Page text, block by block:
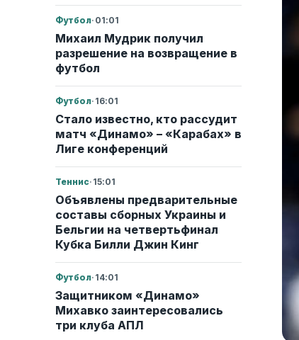
Футбол· 01:01
Михаил Мудрик получил
разрешение на возвращение в
футбол
Футбол· 16:01
Стало известно, кто рассудит
матч «Динамо» – «Карабах» в
Лиге конференций
Теннис· 15:01
Объявлены предварительные
составы сборных Украины и
Бельгии на четвертьфинал
Кубка Билли Джин Кинг
Футбол· 14:01
Защитником «Динамо»
Михавко заинтересовались
три клуба АПЛ